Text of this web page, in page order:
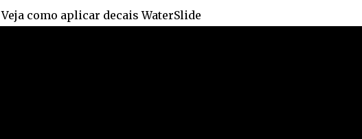
Veja como aplicar decais WaterSlide